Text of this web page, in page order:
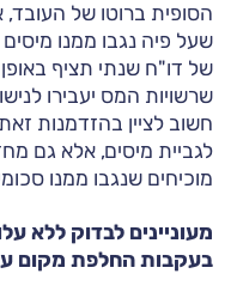
הסופית ברוטו של
שעל פיה נגבו ממנו
של דו"ח שנתי תציף
שרשויות המס יעבירו
חשוב לציין בהזדמנות
לגביית מיסים, אלא גם
מוכיחים שנגבו ממנו
מעוניינים לבדוק ללא
בעקבות החלפת מקום